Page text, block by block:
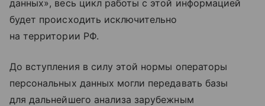
данных», весь цикл работы с этой информацией
будет происходить исключительно
на территории РФ.
До вступления в силу этой нормы операторы
персональных данных могли передавать базы
для дальнейшего анализа зарубежным